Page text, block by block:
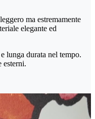
ma estremamente
elegante ed
lunga durata nel tempo.
esterni.